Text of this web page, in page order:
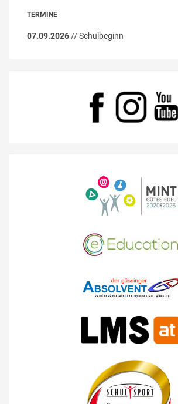
TERMINE
07.09.2026 // Schulbeginn